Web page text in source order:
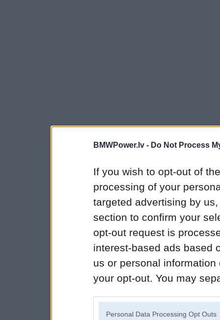
BMWPower.lv - Do Not Process
If you wish to opt-out of
processing of your
targeted advertising by
section to confirm your
opt-out request is
interest-based ads based
us or personal
your opt-out. You may
Personal Data Processing Opt Outs